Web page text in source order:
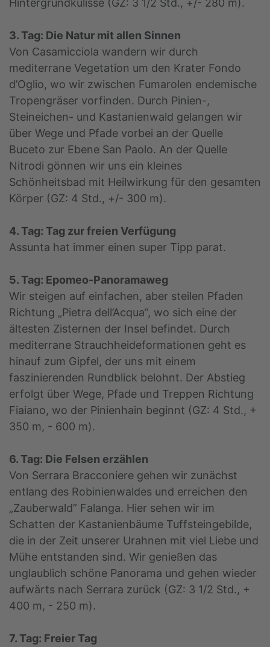
3. Tag: Die Natur mit allen Sinnen
Von Casamicciola wandern wir durch
mediterrane Vegetation um den Krater Fondo
d’Oglio, wo wir zwischen Fumarolen endemische
Tropengräser vorfinden. Durch Pinien-,
Steineichen- und Kastanienwald gelangen wir
über Wege und Pfade vorbei an der Quelle
Buceto zur Ebene San Paolo. An der Quelle
Nitrodi gönnen wir uns ein kleines
Schönheitsbad mit Heilwirkung für den gesamten
Körper (GZ: 4 Std., +/- 300 m).
4. Tag: Tag zur freien Verfügung
Assunta hat immer einen super Tipp parat.
5. Tag: Epomeo-Panoramaweg
Wir steigen auf einfachen, aber steilen Pfaden
Richtung „Pietra dell’Acqua”, wo sich eine der
ältesten Zisternen der Insel befindet. Durch
mediterrane Strauchheideformationen geht es
hinauf zum Gipfel, der uns mit einem
faszinierenden Rundblick belohnt. Der Abstieg
erfolgt über Wege, Pfade und Treppen Richtung
Fiaiano, wo der Pinienhain beginnt (GZ: 4 Std., +
350 m, - 600 m).
6. Tag: Die Felsen erzählen
Von Serrara Bracconiere gehen wir zunächst
entlang des Robinienwaldes und erreichen den
„Zauberwald” Falanga. Hier sehen wir im
Schatten der Kastanienbäume Tuffsteingebilde,
die in der Zeit unserer Urahnen mit viel Liebe und
Mühe entstanden sind. Wir genießen das
unglaublich schöne Panorama und gehen wieder
aufwärts nach Serrara zurück (GZ: 3 1/2 Std., +
400 m, - 250 m).
7. Tag: Freier Tag